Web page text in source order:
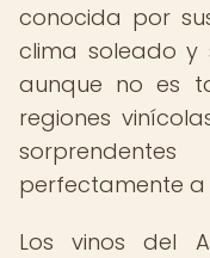
conocida por
clima soleado y
aunque no es
regiones
perfectamente a
Los vinos del